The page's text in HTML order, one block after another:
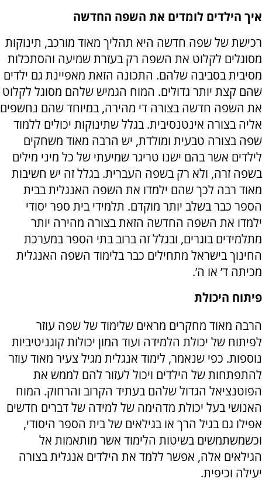
איך הילדים לומדים את השפה החדשה
רכישת של שפה חדשה היא תהליך מאוד מורכב, תינוקות
מסוגלים לקלוט את השפה רק בעזרת שמיעה והסתכלות
מסיבית בסביבה שלהם. התכונה הזאת מאפיינת גם ילדים
שהם קצת יותר גדולים. המוח הגמיש שלהם מסוגל לקלוט
את השפה חדשה בצורה די מהירה, במיוחד שהם נחשפים
אליה בצורה אינטנסיבית. בגלל שתינוקות יכולים ללמוד
שפה בצורה טבעית ומולדת, יש הרבה מאוד משחקים
לילדים אשר בהם ישנו טריגר שמיעתי של כל מיני מילים
בשפה זרה, ולא רק בשפה העברית. בגלל זה יש חשיבות
מאוד רבה לכך שהם ילמדו את השפה האנגלית בבית
הספר כבר בשלב יותר מוקדם. תלמידי בית ספר יסודי
ילמדו את השפה החדשה הזאת בצורה מהירה יותר
מתלמידים בוגרים, ובגלל זה ברוב בתי הספר במערכת
החינוך בישראל מתחילים כבר בלימוד השפה האנגלית
מכיתה ד’ או ה’.
פיתוח היכולת
הרבה מאוד מחקרים מראים שלימוד של שפה עוזר
לפיתוח של יכולת הלמידה ועוד המון יכולות קוגניטיביות
נוספות. כפי שנאמר, לימוד אנגלית מגיל צעיר מאוד עוזר
להתפתחות של הילדים ויכול לעזור להם לממש את
הפוטנציאל הגדול שלהם בעתיד הקרוב והרחוק. המוח
האנושי בעל יכולת מדהימה של למידה של דברים חדשים
אפילו גם בגיל הרך או בגילאים של בית הספר היסודי,
וכשמשתמשים בשיטות הלימוד אשר מותאמות אל
הגילאים אלה, אפשר ללמד את הילדים אנגלית בצורה
יעילה וכיפית.